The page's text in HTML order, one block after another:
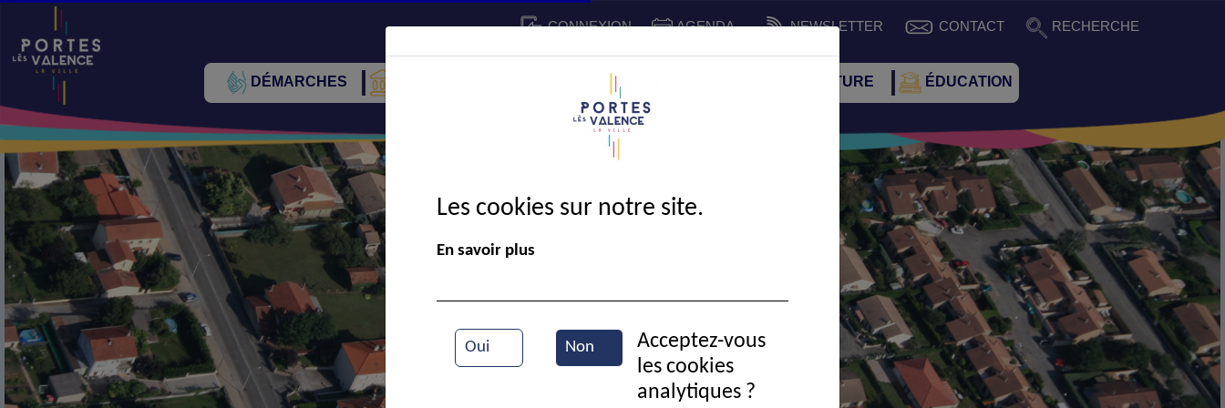
CONNEXION AGENDA NEWSLETTER CONTACT RECHERCHE
DÉMARCHES CADRE DE VIE SPORT ET CULTURE ÉDUCATION
Vue partielle de la ville
Les cookies sur notre site.
En savoir plus
Oui Non
Acceptez-vous
les cookies
analytiques ?